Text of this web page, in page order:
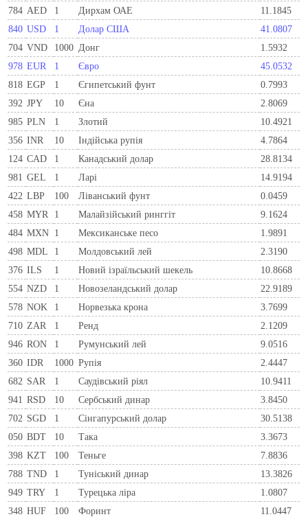
784 AED 1 Дирхам ОАЕ
11.1845
840 USD 1 Долар США
41.0807
704 VND 1000 Донг
1.5932
978 EUR 1 Євро
45.0532
818 EGP 1 Єгипетський фунт
0.7993
392 JPY 10 Єна
2.8069
985 PLN 1 Злотий
10.4921
356 INR 10 Індійська рупія
4.7864
124 CAD 1 Канадський долар
28.8134
981 GEL 1 Ларi
14.9194
422 LBP 100 Ліванський фунт
0.0459
458 MYR 1 Малайзійський ринггіт
9.1624
484 MXN 1 Мексиканське песо
1.9891
498 MDL 1 Молдовський лей
2.3190
376 ILS 1 Новий ізраїльський шекель
10.8668
554 NZD 1 Новозеландський долар
22.9189
578 NOK 1 Норвезька крона
3.7699
710 ZAR 1 Ренд
2.1209
946 RON 1 Румунський лей
9.0516
360 IDR 1000 Рупія
2.4447
682 SAR 1 Саудівський ріял
10.9411
941 RSD 10 Сербський динар
3.8450
702 SGD 1 Сінгапурський долар
30.5138
050 BDT 10 Така
3.3673
398 KZT 100 Теньге
7.8836
788 TND 1 Туніський динар
13.3826
949 TRY 1 Турецька ліра
1.0807
348 HUF 100 Форинт 11.0447